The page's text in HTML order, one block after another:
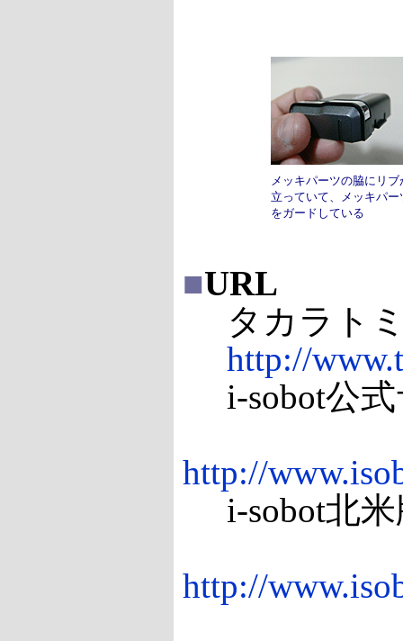
メッキパーツの脇にリブ
立っていて、メッキパー
をガードしている
■URL
タカラト
http://
i-sobot公式
http://
i-sobot北米
http://